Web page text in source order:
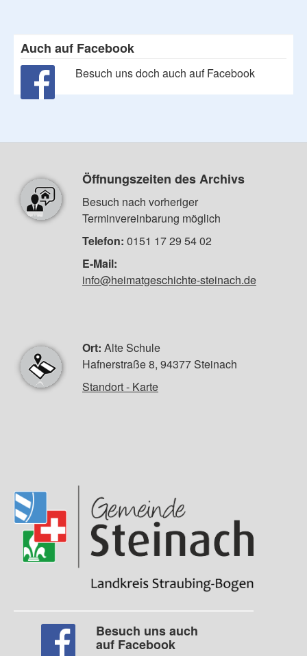
Auch auf Facebook
Besuch uns doch auch auf Facebook
Öffnungszeiten des Archivs
Besuch nach vorheriger
Terminvereinbarung möglich
Telefon: 0151 17 29 54 02
E-Mail:
info@heimatgeschichte-steinach.de
Ort: Alte Schule
Hafnerstraße 8, 94377 Steinach
Standort - Karte
Besuch uns auch
auf Facebook